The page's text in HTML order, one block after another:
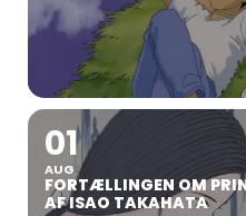
01
AUG
FORTÆLLINGEN OM
AF ISAO TAKAHATA